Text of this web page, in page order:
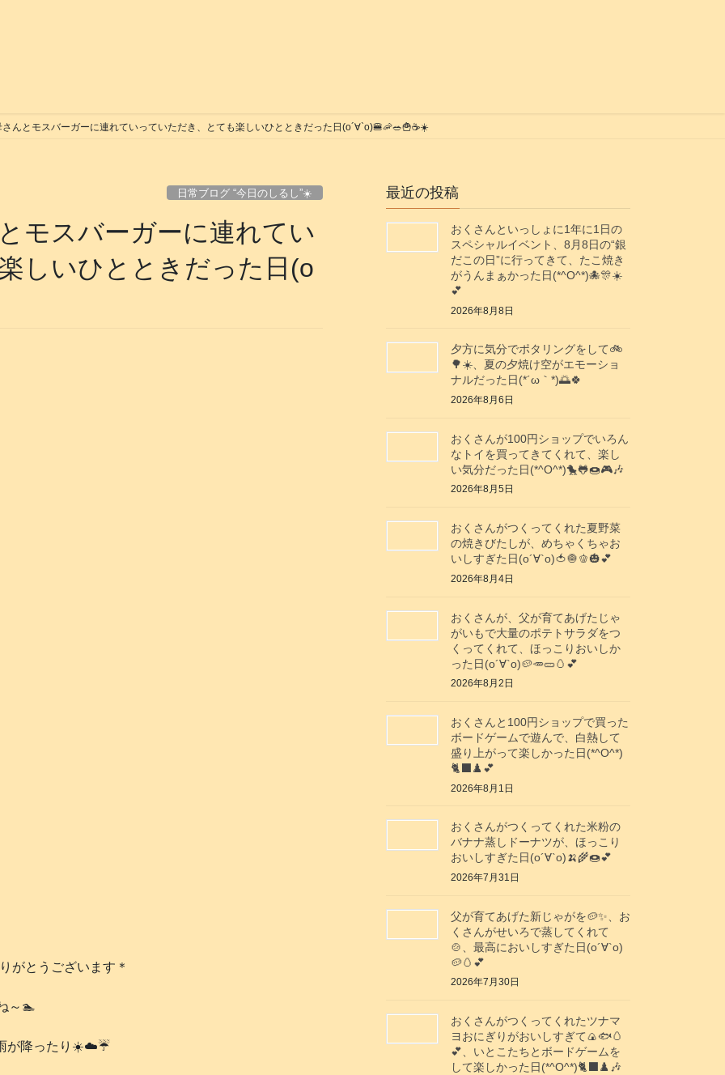
んとモスバーガーに連れていっていただき、とても楽しいひとときだった日(о´∀`о)🍔🦐🥗🍟☕️☀️
日常ブログ “今日のしるし”☀️
モスバーガーに連れてい
しいひとときだった日(о
がとうございます＊
～🏊️
が降ったり☀️☁️☔️
最近の投稿
おくさんといっしょに1年に1日の
スペシャルイベント、8月8日の“銀
だこの日”に行ってきて、たこ焼き
がうんまぁかった日(*^O^*)🐙🎊☀️
💕
2026年8月8日
夕方に気分でポタリングをして🚲️
🌳☀️、夏の夕焼け空がエモーショ
ナルだった日(⁠*⁠´⁠ω⁠｀⁠*⁠)🌅🍀
2026年8月6日
おくさんが100円ショップでいろん
なトイを買ってきてくれて、楽し
い気分だった日(*^O^*)🐤🐸🍩🎮️🎶
2026年8月5日
おくさんがつくってくれた夏野菜
の焼きびたしが、めちゃくちゃお
いしすぎた日(о´∀`о)🍅🧅🫑🎃💕
2026年8月4日
おくさんが、父が育てあげたじゃ
がいもで大量のポテトサラダをつ
くってくれて、ほっこりおいしか
った日(о´∀`о)🥔🥕🥒🥚💕
2026年8月2日
おくさんと100円ショップで買った
ボードゲームで遊んで、白熱して
盛り上がって楽しかった日(*^O^*)
🐈‍⬛♟️💕
2026年8月1日
おくさんがつくってくれた米粉の
バナナ蒸しドーナツが、ほっこり
おいしすぎた日(о´∀`о)🍌🌾🍩💕
2026年7月31日
父が育てあげた新じゃがを🥔✨️、お
くさんがせいろで蒸してくれて
🍲、最高においしすぎた日(о´∀`о)
🥔🥚💕
2026年7月30日
おくさんがつくってくれたツナマ
ヨおにぎりがおいしすぎて🍙🐟️🥚
💕、いとこたちとボードゲームを
して楽しかった日(*^O^*)🐈‍⬛♟️🎶